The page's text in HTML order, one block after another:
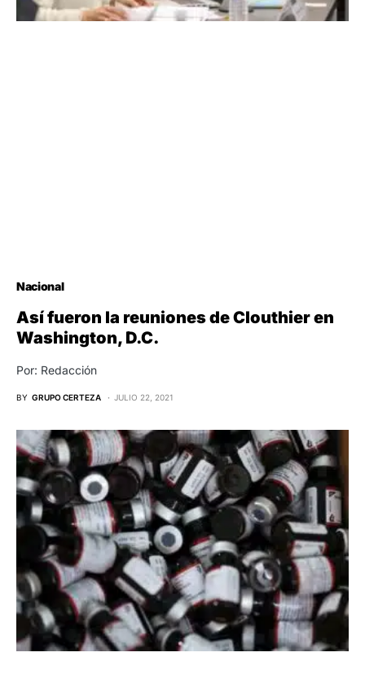
Nacional
Así fueron la reuniones de Clouthier en
Washington, D.C.
Por: Redacción
BY GRUPO CERTEZA JULIO 22, 2021